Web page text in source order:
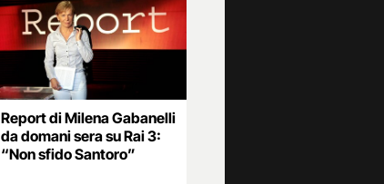
Report di Milena Gabanelli
da domani sera su Rai 3:
“Non sfido Santoro”